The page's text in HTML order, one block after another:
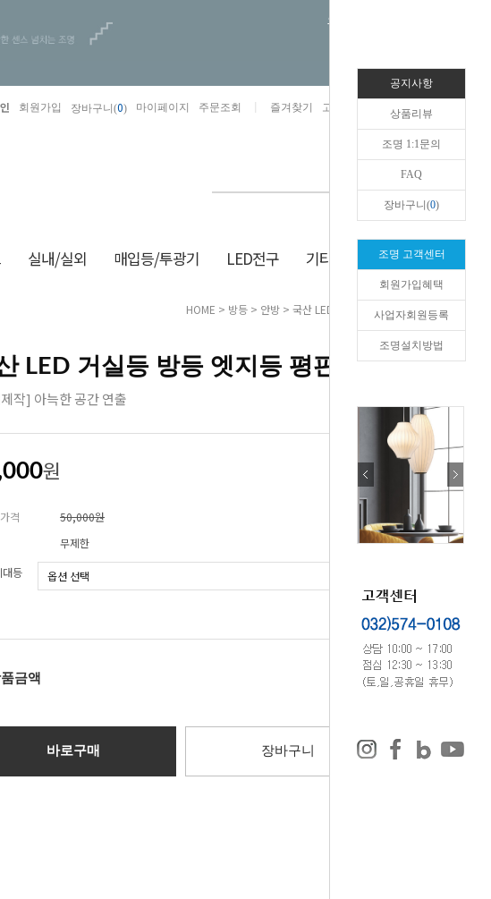
오늘하루 열지않음
회원가입 장바구니(0) 마이페이지 주문조회 즐겨찾기 고객센터 카카오톡채널/상담
실내/실외 매입등/투광기 LED전구 기타/잡화 생활/건강
HOME > 방등 > 안방 > 국산 LED 거실등 방등 엣지등 평판조명
LED 거실등 방등 엣지등 평판조명
작] 아늑한 공간 연출
원
격
50,000원
무제한
대등
선택하기
금액 0원
바로구매 장바구니
공지사항
상품리뷰
조명 1:1문의
FAQ
장바구니(0)
조명 고객센터
회원가입혜택
사업자회원등록
조명설치방법